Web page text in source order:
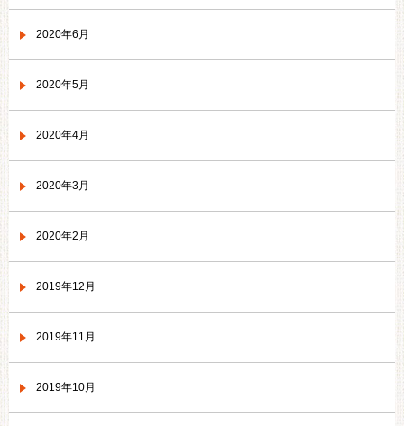
2020年6月
2020年5月
2020年4月
2020年3月
2020年2月
2019年12月
2019年11月
2019年10月